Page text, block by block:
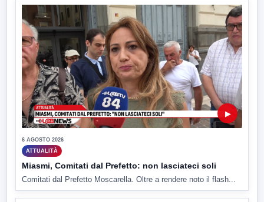
▶
6 AGOSTO 2026
ATTUALITÀ
Miasmi, Comitati dal Prefetto: non lasciateci soli
Comitati dal Prefetto Moscarella. Oltre a rendere noto il flash...